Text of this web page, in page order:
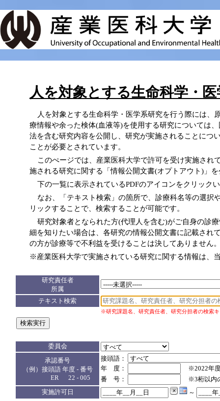
人を対象とする生命科学・
人を対象とする生命科学・医学系研究を行う際には
療情報や余った検体(血液等)を使用する研究については
法を含む研究内容を公開し、研究が実施されることにつ
ことが必要とされています。
このぺージでは、産業医科大学で許可を受け実施さ
施される研究に関する「情報公開文書(オプトアウト)」
下の一覧に表示されているPDFのアイコンをクリック
なお、「テキスト検索」の箇所で、診療科名等の選択
リックすることで、検索することが可能です。
研究対象者となられた方(代理人を含む)がご自身の診
細を知りたい場合は、各研究の情報公開文書に記載され
の方が診療等で不利益を受けることは決してありません
※産業医科大学で実施されている研究に関する情報は、
研究責任者
所属
テキスト検索
※研究課題名、研究責任者、研究分担者の検索
委員会
承認番号
（例）接頭語 年度 - 番号
ER 22 - 005
接頭語：
年 度：
※2022年
番 号：
※3桁以内
実施許可日
～